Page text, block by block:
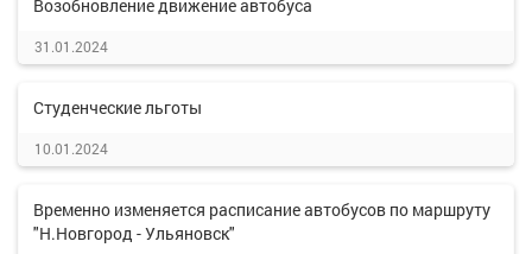
Возобновление движение автобуса
31.01.2024
Студенческие льготы
10.01.2024
Временно изменяется расписание автобусов по маршруту
"Н.Новгород - Ульяновск"